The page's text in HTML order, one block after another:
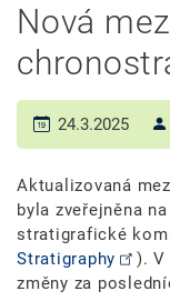
Nová
24.3.2025
Aktualizovaná
byla zveřejněna
stratigrafické
Stratigraphy
). V
změny za